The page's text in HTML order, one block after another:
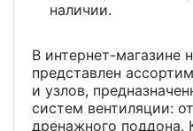
наличии.
В интернет-магазине
представлен
и узлов,
систем вентиляции:
дренажного